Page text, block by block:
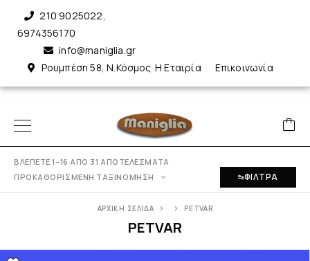
210 9025022,
6974356170
info@maniglia.gr
Ρουμπέση 58, Ν.Κόσμος Η Εταιρία Επικοινωνία
ΒΛΈΠΕΤΕ 1–16 ΑΠΌ 31 ΑΠΟΤΕΛΈΣΜΑΤΑ
ΠΡΟΚΑΘΟΡΙΣΜΈΝΗ ΤΑΞΙΝΌΜΗΣΗ
ΦΊΛΤΡΑ
PETVAR
ΑΡΧΙΚΉ ΣΕΛΊΔΑ PETVAR